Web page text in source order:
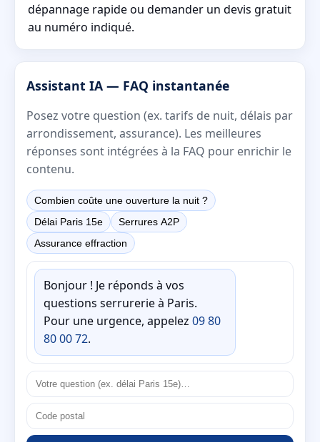
dépannage rapide ou demander un devis gratuit
au numéro indiqué.
Assistant IA — FAQ instantanée
Posez votre question (ex. tarifs de nuit, délais par
arrondissement, assurance). Les meilleures
réponses sont intégrées à la FAQ pour enrichir le
contenu.
Combien coûte une ouverture la nuit ?
Délai Paris 15e
Serrures A2P
Assurance effraction
Bonjour ! Je réponds à vos
questions serrurerie à Paris.
Pour une urgence, appelez 09 80
80 00 72.